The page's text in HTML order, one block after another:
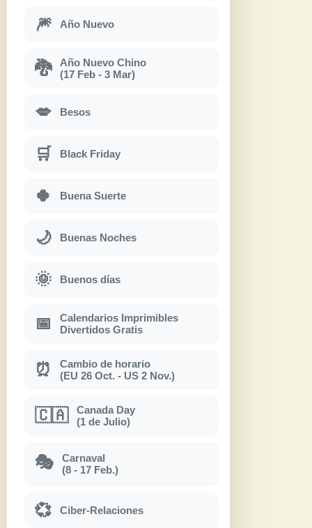
🎆 Año Nuevo
🐉
Año Nuevo Chino
(17 Feb - 3 Mar)
💋 Besos
🛒 Black Friday
🍀 Buena Suerte
🌙 Buenas Noches
🌞 Buenos días
📅
Calendarios Imprimibles
Divertidos Gratis
⏰
Cambio de horario
(EU 26 Oct. - US 2 Nov.)
🇨🇦
Canada Day
(1 de Julio)
🎭
Carnaval
(8 - 17 Feb.)
💞 Ciber-Relaciones